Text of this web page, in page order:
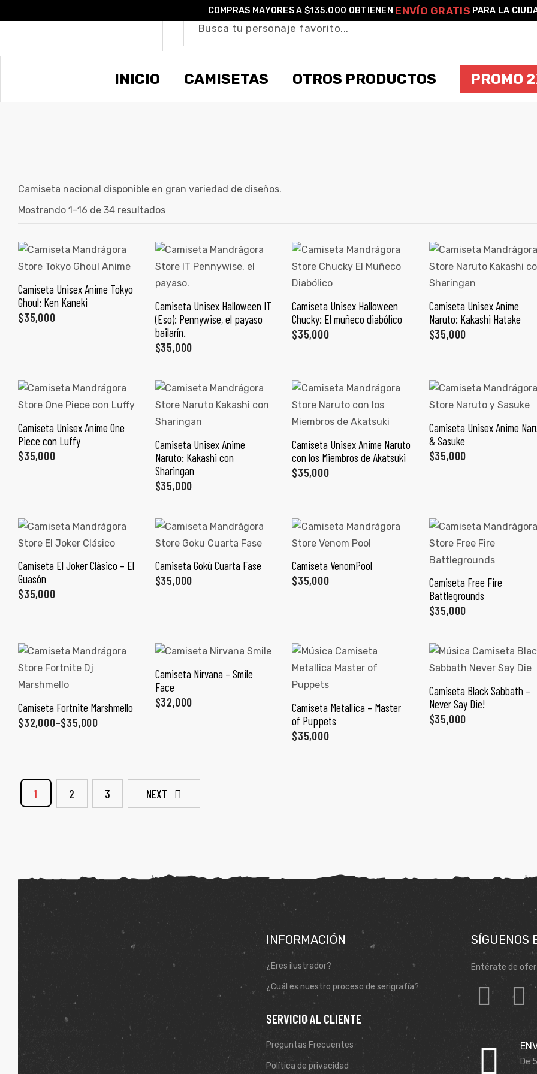
COMPRAS MAYORES A $135.000 OBTIENEN ENVÍO GRATIS PARA LA
INICIO CAMISETAS OTROS PRODUCTOS PROMO
Camiseta nacional disponible en gran variedad de diseños.
Mostrando 1–16 de 34 resultados
SELECCIONAR OPCIONES
Camiseta Unisex Anime Tokyo
Ghoul: Ken Kaneki
$35,000
SELECCIONAR OPCIONES
Camiseta Unisex Halloween IT
(Eso): Pennywise, el payaso
bailarín.
$35,000
SELECCIONAR OPCIONES
Camiseta Unisex Halloween
Chucky: El muñeco diabólico
$35,000
Camiseta Unisex Anime
Naruto: Kakashi Hatake
$35,000
SELECCIONAR OPCIONES
Camiseta Unisex Anime One
Piece con Luffy
$35,000
Camiseta Unisex Anime
Naruto: Kakashi con
Sharingan
$35,000
SELECCIONAR OPCIONES
Camiseta Unisex Anime Naruto
con los Miembros de Akatsuki
$35,000
SELECCIONAR OPCIONES
Camiseta Unisex Anime
& Sasuke
$35,000
SELECCIONAR OPCIONES
Camiseta El Joker Clásico – El
Guasón
$35,000
SELECCIONAR OPCIONES
Camiseta Gokú Cuarta Fase
$35,000
Camiseta VenomPool
$35,000
Camiseta Free Fire
Battlegrounds
$35,000
SELECCIONAR OPCIONES
Camiseta Fortnite Marshmello
$32,000–$35,000
Camiseta Nirvana – Smile
Face
$32,000 SELECCIONAR OPCIONES
Camiseta Metallica – Master
of Puppets
$35,000
SELECCIONAR OPCIONES
Camiseta Black Sabbath –
Never Say Die!
$35,000
1 2 3 NEXT
INFORMACIÓN
¿Eres ilustrador?
¿Cuál es nuestro proceso de serigrafía?
SERVICIO AL CLIENTE
Preguntas Frecuentes
Política de privacidad
SÍGUENOS
Entérate de
De
tu
Store